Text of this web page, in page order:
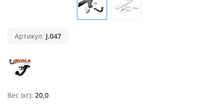
Артикул: J.047
Вес (кг) 20,0